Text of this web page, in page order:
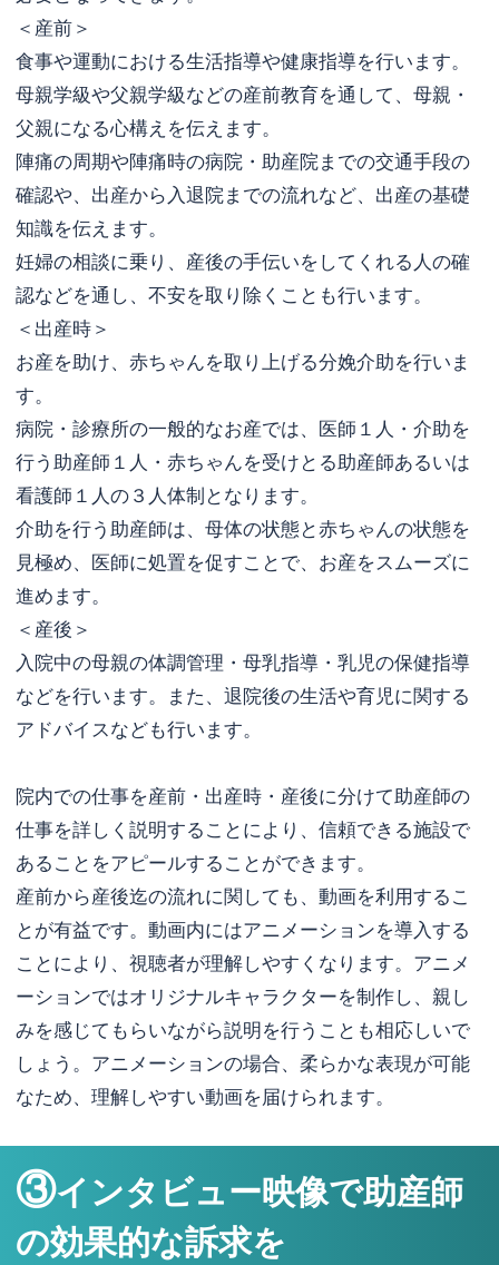
＜産前＞
食事や運動における生活指導や健康指導を行います。
母親学級や父親学級などの産前教育を通して、母親・
父親になる心構えを伝えます。
陣痛の周期や陣痛時の病院・助産院までの交通手段の
確認や、出産から入退院までの流れなど、出産の基礎
知識を伝えます。
妊婦の相談に乗り、産後の手伝いをしてくれる人の確
認などを通し、不安を取り除くことも行います。
＜出産時＞
お産を助け、赤ちゃんを取り上げる分娩介助を行いま
す。
病院・診療所の一般的なお産では、医師１人・介助を
行う助産師１人・赤ちゃんを受けとる助産師あるいは
看護師１人の３人体制となります。
介助を行う助産師は、母体の状態と赤ちゃんの状態を
見極め、医師に処置を促すことで、お産をスムーズに
進めます。
＜産後＞
入院中の母親の体調管理・母乳指導・乳児の保健指導
などを行います。また、退院後の生活や育児に関する
アドバイスなども行います。
院内での仕事を産前・出産時・産後に分けて助産師の
仕事を詳しく説明することにより、信頼できる施設で
あることをアピールすることができます。
産前から産後迄の流れに関しても、動画を利用するこ
とが有益です。動画内にはアニメーションを導入する
ことにより、視聴者が理解しやすくなります。アニメ
ーションではオリジナルキャラクターを制作し、親し
みを感じてもらいながら説明を行うことも相応しいで
しょう。アニメーションの場合、柔らかな表現が可能
なため、理解しやすい動画を届けられます。
③インタビュー映像で助産師
の効果的な訴求を